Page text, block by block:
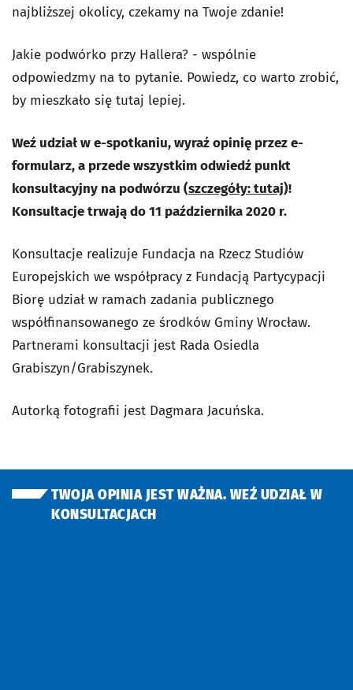
najbliższej okolicy, czekamy na Twoje zdanie!
Jakie podwórko przy Hallera? - wspólnie
odpowiedzmy na to pytanie. Powiedz, co warto zrobić,
by mieszkało się tutaj lepiej.
Weź udział w e-spotkaniu, wyraź opinię przez e-
formularz, a przede wszystkim odwiedź punkt
konsultacyjny na podwórzu (szczegóły: tutaj)!
Konsultacje trwają do 11 października 2020 r.
Konsultacje realizuje Fundacja na Rzecz Studiów
Europejskich we współpracy z Fundacją Partycypacji
Biorę udział w ramach zadania publicznego
współfinansowanego ze środków Gminy Wrocław.
Partnerami konsultacji jest Rada Osiedla
Grabiszyn/Grabiszynek.
Autorką fotografii jest Dagmara Jacuńska.
TWOJA OPINIA JEST WAŻNA. WEŹ UDZIAŁ W
KONSULTACJACH